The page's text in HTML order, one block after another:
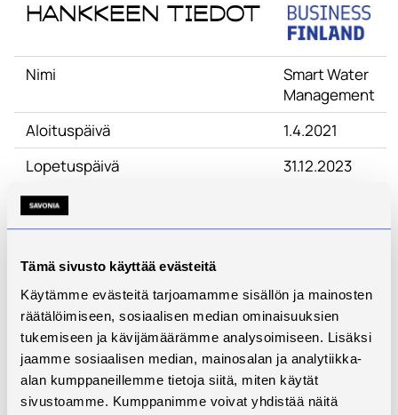
Tämä sivusto käyttää evästeitä
Käytämme evästeitä tarjoamamme sisällön ja mainosten
räätälöimiseen, sosiaalisen median ominaisuuksien
tukemiseen ja kävijämäärämme analysoimiseen. Lisäksi
jaamme sosiaalisen median, mainosalan ja analytiikka-
alan kumppaneillemme tietoja siitä, miten käytät
sivustoamme. Kumppanimme voivat yhdistää näitä
Hankkeen tiedot
Nimi
Smart Water
Management
Aloituspäivä
1.4.2021
Lopetuspäivä
31.12.2023
www-sivut
Tila
Päättynyt
Yhteyshenkilö
Wójtowicz
Kuvaus
Kehittämistarve
Toimenpiteet